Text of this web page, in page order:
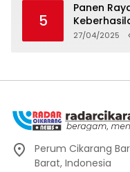
5
Panen
Kabupaten
27/04/2025
Perum Cikarang
Barat, Indonesia